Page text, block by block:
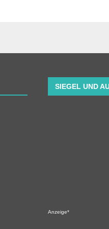
SIEGEL UND
Anzeige*